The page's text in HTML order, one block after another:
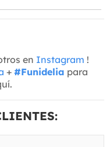
en Instagram !
+ #Funidelia para